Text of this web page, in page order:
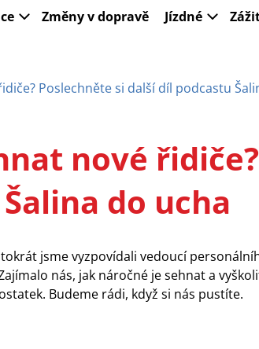
Změny v dopravě Jízdné
Poslechněte si další díl podcastu
nové
do ucha
jsme vyzpovídali vedoucí
nás, jak náročné je sehnat a
Budeme rádi, když si nás pustíte.